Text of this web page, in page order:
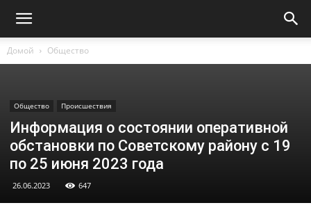
Домой Общество
Общество Происшествия
Информация о состоянии оперативной
обстановки по Советскому району с 19
по 25 июня 2023 года
26.06.2023 647